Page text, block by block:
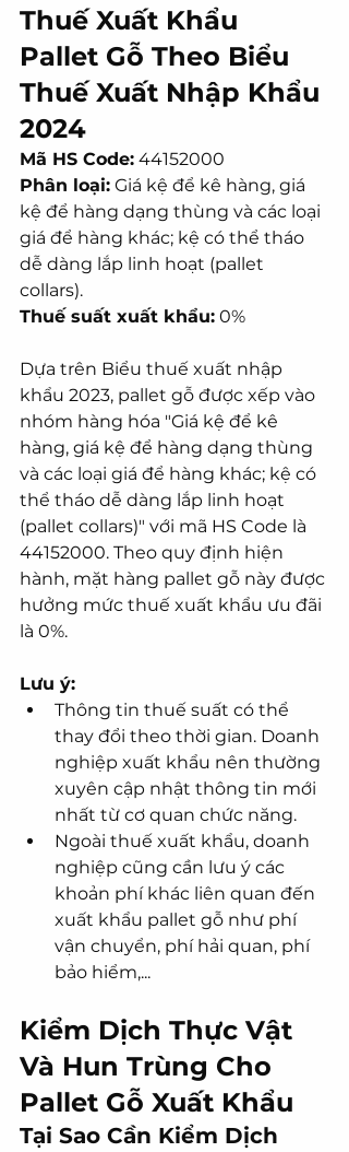
Thuế Xuất Khẩu
Pallet Gỗ Theo Biểu
Thuế Xuất Nhập Khẩu
2024
Mã HS Code: 44152000
Phân loại: Giá kệ để kê hàng, giá
kệ để hàng dạng thùng và các loại
giá để hàng khác; kệ có thể tháo
dễ dàng lắp linh hoạt (pallet
collars).
Thuế suất xuất khẩu: 0%
Dựa trên Biểu thuế xuất nhập
khẩu 2023, pallet gỗ được xếp vào
nhóm hàng hóa "Giá kệ để kê
hàng, giá kệ để hàng dạng thùng
và các loại giá để hàng khác; kệ có
thể tháo dễ dàng lắp linh hoạt
(pallet collars)" với mã HS Code là
44152000. Theo quy định hiện
hành, mặt hàng pallet gỗ này được
hưởng mức thuế xuất khẩu ưu đãi
là 0%.
Lưu ý:
Thông tin thuế suất có thể
thay đổi theo thời gian. Doanh
nghiệp xuất khẩu nên thường
xuyên cập nhật thông tin mới
nhất từ cơ quan chức năng.
Ngoài thuế xuất khẩu, doanh
nghiệp cũng cần lưu ý các
khoản phí khác liên quan đến
xuất khẩu pallet gỗ như phí
vận chuyển, phí hải quan, phí
bảo hiểm,...
Kiểm Dịch Thực Vật
Và Hun Trùng Cho
Pallet Gỗ Xuất Khẩu
Tại Sao Cần Kiểm Dịch